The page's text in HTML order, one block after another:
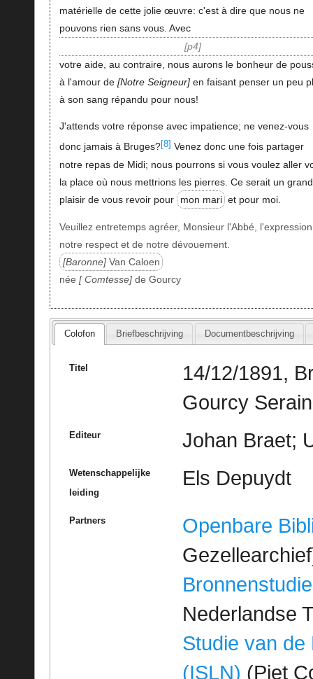
matérielle de cette jolie œuvre: c'est à dire que nous ne
pouvons rien sans vous. Avec
p4
votre aide, au contraire, nous aurons le bonheur de
à l'amour de Notre Seigneur en faisant penser un peu
à son sang répandu pour nous!
J'attends votre réponse avec impatience; ne venez-vous
donc jamais à Bruges?[8] Venez donc une fois partager
notre repas de Midi; nous pourrons si vous voulez aller
la place où nous mettrions les pierres. Ce serait un grand
plaisir de vous revoir pour
mon mari et pour moi.
Veuillez entretemps agréer, Monsieur l'Abbé,
notre respect et de notre dévouement.
Baronne Van Caloen
née Comtesse de Gourcy
Colofon Briefbeschrijving Documentbeschrijving
Titel
14/12/1891,
Gourcy
Editeur Johan Braet;
Wetenschappelijke
leiding
Els Depuydt
Partners
Openbare
Bronnenstudie
Nederlandse
Studie van de
(ISLN) (Piet